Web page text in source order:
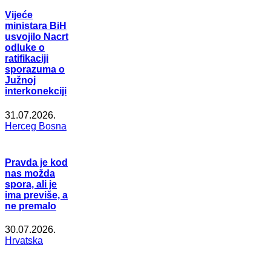
Vijeće
ministara BiH
usvojilo Nacrt
odluke o
ratifikaciji
sporazuma o
Južnoj
interkonekciji
31.07.2026.
Herceg Bosna
Pravda je kod
nas možda
spora, ali je
ima previše, a
ne premalo
30.07.2026.
Hrvatska